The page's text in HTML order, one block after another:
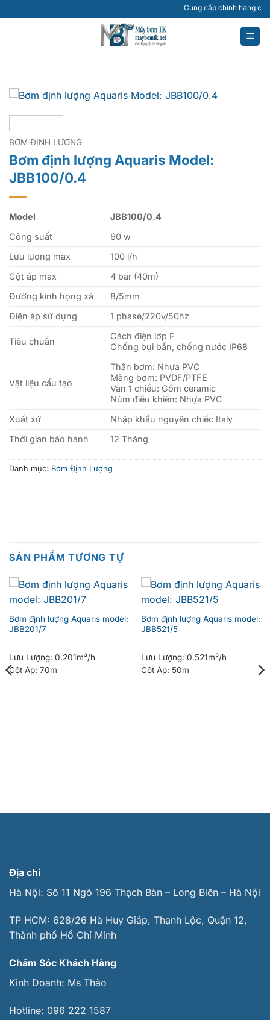
qua
Cung cấp chính hãng các
BƠM ĐỊNH LƯỢNG
Bơm định lượng Aquaris Model:
JBB100/0.4
Model
JBB100/0.4
Công suất
60 w
Lưu lượng max
100 l/h
Cột áp max
4 bar (40m)
Đường kính họng xả
8/5mm
Điện áp sử dụng
1 phase/220v/50hz
Tiêu chuẩn
Cách điện lớp F
Chống bụi bẩn, chống nước IP68
Vật liệu cấu tạo
Thân bơm: Nhựa PVC
Màng bơm: PVDF/PTFE
Van 1 chiều: Gốm ceramic
Núm điều khiển: Nhựa PVC
Xuất xứ
Nhập khẩu nguyên chiếc Italy
Thời gian bảo hành
12 Tháng
Danh mục: Bơm Định Lượng
SẢN PHẨM TƯƠNG TỰ
Bơm định lượng Aquaris model:
JBB201/7
Lưu Lượng: 0.201m³/h
Cột Áp: 70m
Bơm định lượng Aquaris model:
JBB521/5
Lưu Lượng: 0.521m³/h
Cột Áp: 50m
Địa chỉ
Hà Nội: Sô 11 Ngõ 196 Thạch Bàn – Long Biên – Hà Nội
TP HCM: 628/26 Hà Huy Giáp, Thạnh Lộc, Quận 12,
Thành phố Hồ Chí Minh
Chăm Sóc Khách Hàng
Kinh Doanh: Ms Thảo
Hotline: 096 222 1587